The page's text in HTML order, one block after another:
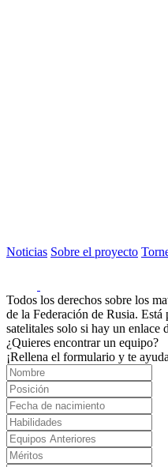
Noticias Sobre el proyecto
Todos los derechos sobre los
de la Federación de Rusia.
satelitales solo si hay un
¿Quieres encontrar un equipo?
¡Rellena el formulario y te